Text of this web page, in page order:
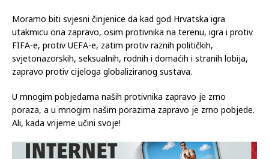
Moramo biti svjesni činjenice da kad god Hrvatska igra
utakmicu ona zapravo, osim protivnika na terenu, igra i protiv
FIFA-e, protiv UEFA-e, zatim protiv raznih političkih,
svjetonazorskih, seksualnih, rodnih i domaćih i stranih lobija,
zapravo protiv cijeloga globaliziranog sustava.
U mnogim pobjedama naših protivnika zapravo je zrno
poraza, a u mnogim našim porazima zapravo je zrno pobjede.
Ali, kada vrijeme učini svoje!